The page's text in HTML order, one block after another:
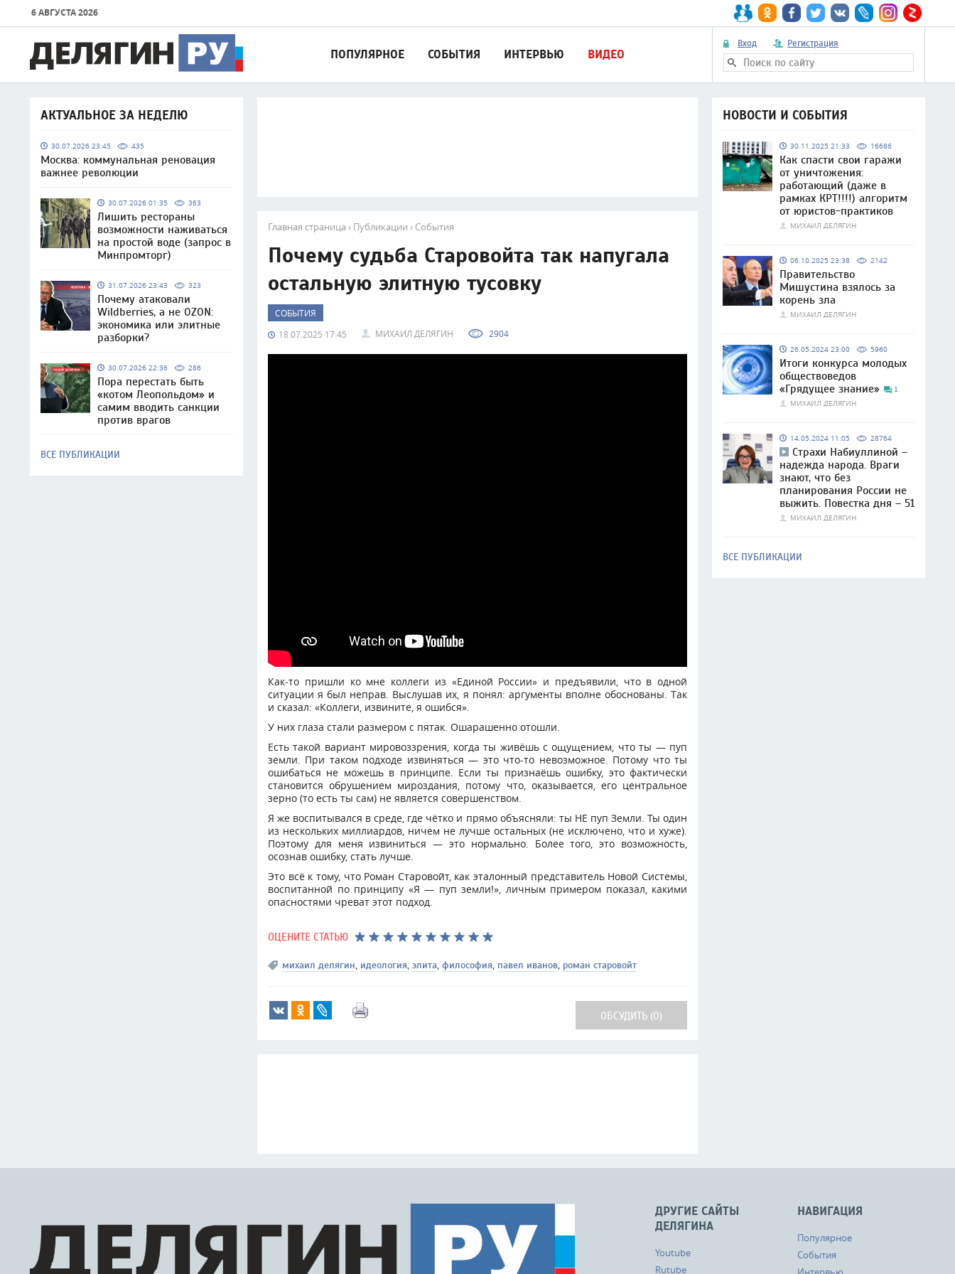
6 АВГУСТА 2026
Вход Регистрация
ПОПУЛЯРНОЕ СОБЫТИЯ ИНТЕРВЬЮ ВИДЕО
АКТУАЛЬНОЕ ЗА НЕДЕЛЮ
30.07.2026 23:45 435
Москва: коммунальная реновация
важнее революции
30.07.2026 01:35 363
Лишить рестораны
возможности наживаться
на простой воде (запрос в
Минпромторг)
31.07.2026 23:43 323
Почему атаковали
Wildberries, а не OZON:
экономика или элитные
разборки?
30.07.2026 22:36 286
Пора перестать быть
«котом Леопольдом» и
самим вводить санкции
против врагов
ВСЕ ПУБЛИКАЦИИ
Главная страница › Публикации › События
Почему судьба Старовойта так напугала
остальную элитную тусовку
СОБЫТИЯ
18.07.2025 17:45
МИХАИЛ ДЕЛЯГИН 2904
Как-то пришли ко мне коллеги из «Единой России» и предъявили, что в одной
ситуации я был неправ. Выслушав их, я понял: аргументы вполне обоснованы. Так
и сказал: «Коллеги, извините, я ошибся».
У них глаза стали размером с пятак. Ошарашенно отошли.
Есть такой вариант мировоззрения, когда ты живёшь с ощущением, что ты — пуп
земли. При таком подходе извиняться — это что-то невозможное. Потому что ты
ошибаться не можешь в принципе. Если ты признаёшь ошибку, это фактически
становится обрушением мироздания, потому что, оказывается, его центральное
зерно (то есть ты сам) не является совершенством.
Я же воспитывался в среде, где чётко и прямо объясняли: ты НЕ пуп Земли. Ты один
из нескольких миллиардов, ничем не лучше остальных (не исключено, что и хуже).
Поэтому для меня извиниться — это нормально. Более того, это возможность,
осознав ошибку, стать лучше.
Это всё к тому, что Роман Старовойт, как эталонный представитель Новой Системы,
воспитанной по принципу «Я — пуп земли!», личным примером показал, какими
опасностями чреват этот подход.
ОЦЕНИТЕ СТАТЬЮ
михаил делягин, идеология, элита, философия, павел иванов, роман старовойт
ОБСУДИТЬ (0)
НОВОСТИ И СОБЫТИЯ
30.11.2025 21:33 16686
Как спасти свои гаражи
от уничтожения:
работающий (даже в
рамках КРТ!!!!) алгоритм
от юристов-практиков
МИХАИЛ ДЕЛЯГИН
06.10.2025 23:38 2142
Правительство
Мишустина взялось за
корень зла
МИХАИЛ ДЕЛЯГИН
26.05.2024 23:00 5960
Итоги конкурса молодых
обществоведов
«Грядущее знание»
1
МИХАИЛ ДЕЛЯГИН
14.05.2024 11:05 28764
Страхи Набиуллиной –
надежда народа. Враги
знают, что без
планирования России не
выжить. Повестка дня – 51
МИХАИЛ ДЕЛЯГИН
ВСЕ ПУБЛИКАЦИИ
НАВИГАЦИЯ
Популярное
События
ДРУГИЕ САЙТЫ
ДЕЛЯГИНА
Youtube
Rutube